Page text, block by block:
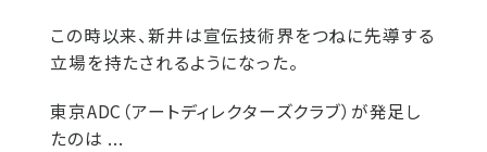
この時以来、新井は宣伝技術界をつねに先導する
立場を持たされるようになった。
東京ADC（アートディレクターズクラブ）が発足し
たのは ...